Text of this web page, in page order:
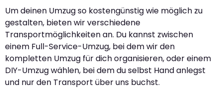
Um deinen Umzug so kostengünstig wie möglich zu
gestalten, bieten wir verschiedene
Transportmöglichkeiten an. Du kannst zwischen
einem Full-Service-Umzug, bei dem wir den
kompletten Umzug für dich organisieren, oder einem
DIY-Umzug wählen, bei dem du selbst Hand anlegst
und nur den Transport über uns buchst.